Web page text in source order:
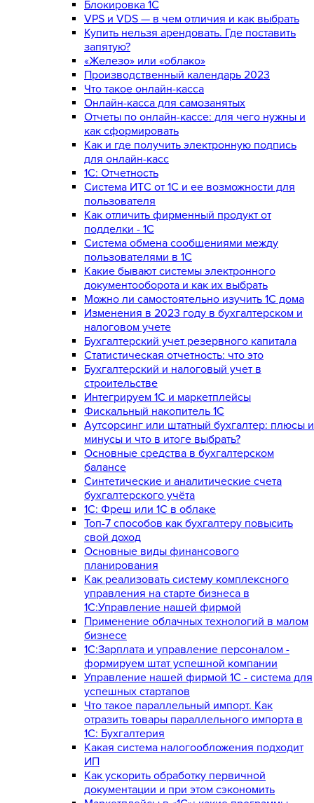
Блокировка 1С
VPS и VDS — в чем отличия и как выбрать
Купить нельзя арендовать. Где поставить
запятую?
«Железо» или «облако»
Производственный календарь 2023
Что такое онлайн-касса
Онлайн-касса для самозанятых
Отчеты по онлайн-кассе: для чего нужны и
как сформировать
Как и где получить электронную подпись
для онлайн-касс
1С: Отчетность
Система ИТС от 1С и ее возможности для
пользователя
Как отличить фирменный продукт от
подделки - 1С
Система обмена сообщениями между
пользователями в 1С
Какие бывают системы электронного
документооборота и как их выбрать
Можно ли самостоятельно изучить 1С дома
Изменения в 2023 году в бухгалтерском и
налоговом учете
Бухгалтерский учет резервного капитала
Статистическая отчетность: что это
Бухгалтерский и налоговый учет в
строительстве
Интегрируем 1С и маркетплейсы
Фискальный накопитель 1С
Аутсорсинг или штатный бухгалтер: плюсы и
минусы и что в итоге выбрать?
Основные средства в бухгалтерском
балансе
Синтетические и аналитические счета
бухгалтерского учёта
1C: Фреш или 1С в облаке
Топ-7 способов как бухгалтеру повысить
свой доход
Основные виды финансового
планирования
Как реализовать систему комплексного
управления на старте бизнеса в
1С:Управление нашей фирмой
Применение облачных технологий в малом
бизнесе
1C:Зарплата и управление персоналом -
формируем штат успешной компании
Управление нашей фирмой 1C - система для
успешных стартапов
Что такое параллельный импорт. Как
отразить товары параллельного импорта в
1С: Бухгалтерия
Какая система налогообложения подходит
ИП
Как ускорить обработку первичной
документации и при этом сэкономить